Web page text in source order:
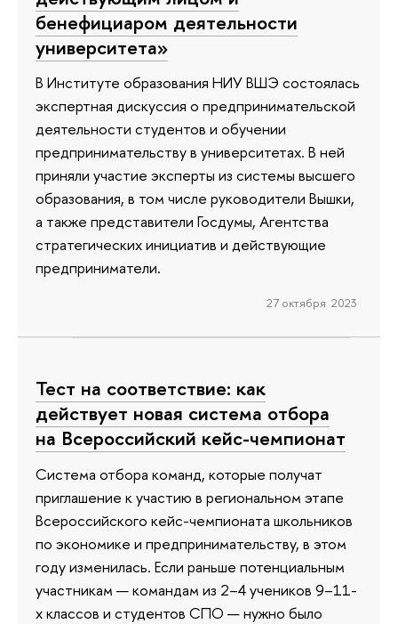
бенефициаром деятельности
университета»
В Институте образования НИУ ВШЭ состоялась
экспертная дискуссия о предпринимательской
деятельности студентов и обучении
предпринимательству в университетах. В ней
приняли участие эксперты из системы высшего
образования, в том числе руководители Вышки,
а также представители Госдумы, Агентства
стратегических инициатив и действующие
предприниматели.
27 октября 2023
Тест на соответствие: как
действует новая система отбора
на Всероссийский кейс-чемпионат
Система отбора команд, которые получат
приглашение к участию в региональном этапе
Всероссийского кейс-чемпионата школьников
по экономике и предпринимательству, в этом
году изменилась. Если раньше потенциальным
участникам — командам из 2–4 учеников 9–11-
х классов и студентов СПО — нужно было